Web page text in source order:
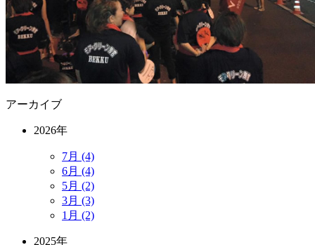
アーカイブ
2026年
7月 (4)
6月 (4)
5月 (2)
3月 (3)
1月 (2)
2025年